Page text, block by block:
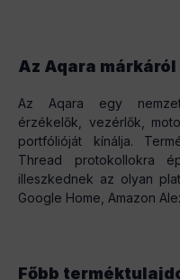
Az Aqara márkáról
Az Aqara egy
érzékelők, vezérlők,
portfólióját kínálja.
Thread protokollokra
illeszkednek az olyan
Google Home, Amazon
Főbb